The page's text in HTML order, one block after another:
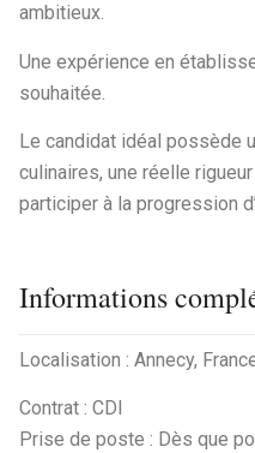
ambitieux.
Une expérience en
souhaitée.
Le candidat idéal possède
culinaires, une réelle
participer à la progression
Informations
Localisation : Annecy,
Contrat : CDI
Prise de poste : Dès que